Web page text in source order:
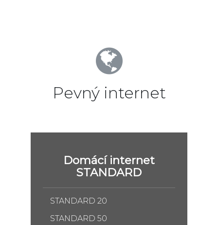
Pevný internet
Domácí internet
STANDARD
STANDARD 20
STANDARD 50